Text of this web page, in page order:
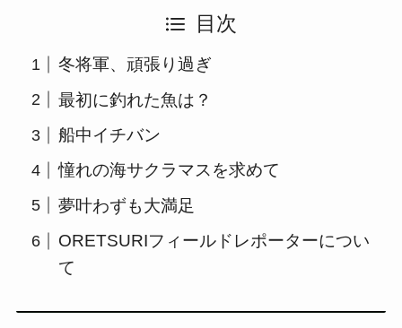
目次
冬将軍、頑張り過ぎ
最初に釣れた魚は？
船中イチバン
憧れの海サクラマスを求めて
夢叶わずも大満足
ORETSURIフィールドレポーターについ
て